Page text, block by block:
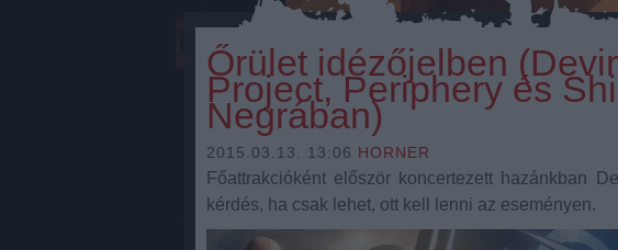
Őrület idézőjelben
Project, Periphery és
Negrában)
2015.03.13. 13:06 HORNER
Főattrakcióként először koncertezett hazánkban
kérdés, ha csak lehet, ott kell lenni az eseményen.